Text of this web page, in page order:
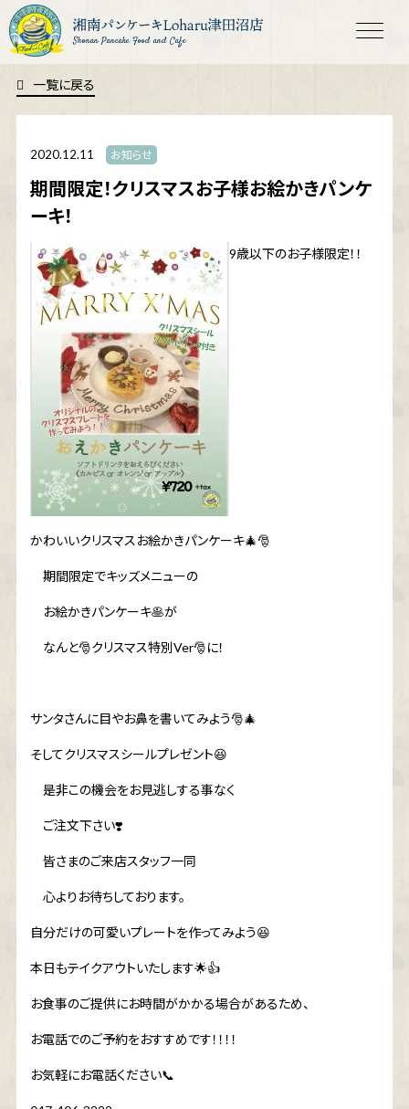
Shonan Pancake Food and Cafe
一覧に戻る
2020.12.11 お知らせ
期間限定！クリスマスお子様お絵かきパンケ
ーキ！
9歳以下のお子様限定！！
かわいいクリスマスお絵かきパンケーキ🎄🎅
期間限定でキッズメニューの
お絵かきパンケーキ🥞が
なんと🎅クリスマス特別Ver🎅に！
サンタさんに目やお鼻を書いてみよう🎅🎄
そしてクリスマスシールプレゼント😆
是非この機会をお見逃しする事なく
ご注文下さい❣️
皆さまのご来店スタッフ一同
心よりお待ちしております。
自分だけの可愛いプレートを作ってみよう😆
本日もテイクアウトいたします🌟👍
お食事のご提供にお時間がかかる場合があるため、
お電話でのご予約をおすすめです！！！！
お気軽にお電話ください📞